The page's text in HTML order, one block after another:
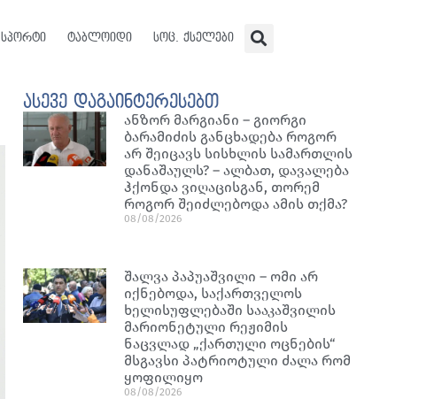
სპორტი ტაბლოიდი სოც. ქსელები
ასევე დაგაინტერესებთ
ანზორ მარგიანი – გიორგი
ბარამიძის განცხადება როგორ
არ შეიცავს სისხლის სამართლის
დანაშაულს? – ალბათ, დავალება
ჰქონდა ვიღაცისგან, თორემ
როგორ შეიძლებოდა ამის თქმა?
08/08/2026
შალვა პაპუაშვილი – ომი არ
იქნებოდა, საქართველოს
ხელისუფლებაში სააკაშვილის
მარიონეტული რეჟიმის
ნაცვლად „ქართული ოცნების“
მსგავსი პატრიოტული ძალა რომ
ყოფილიყო
08/08/2026